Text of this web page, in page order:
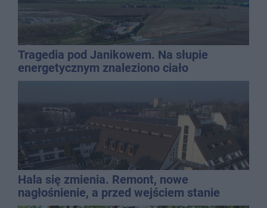
Tragedia pod Janikowem. Na słupie
energetycznym znaleziono ciało
mężczyzny
Hala się zmienia. Remont, nowe
nagłośnienie, a przed wejściem stanie